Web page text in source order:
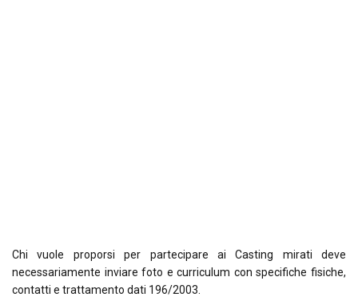
Chi vuole proporsi per partecipare ai Casting mirati deve
necessariamente inviare foto e curriculum con specifiche fisiche,
contatti e trattamento dati 196/2003.